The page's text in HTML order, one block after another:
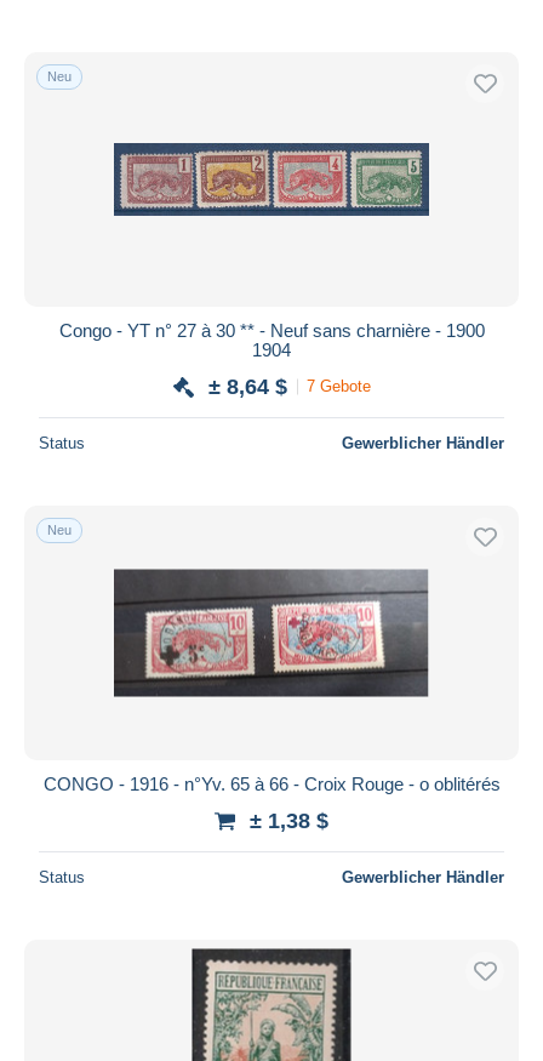
Neu
Congo - YT n° 27 à 30 ** - Neuf sans charnière - 1900
1904
± 8,64 $ 7 Gebote
Status Gewerblicher Händler
Neu
CONGO - 1916 - n°Yv. 65 à 66 - Croix Rouge - o oblitérés
± 1,38 $
Status Gewerblicher Händler